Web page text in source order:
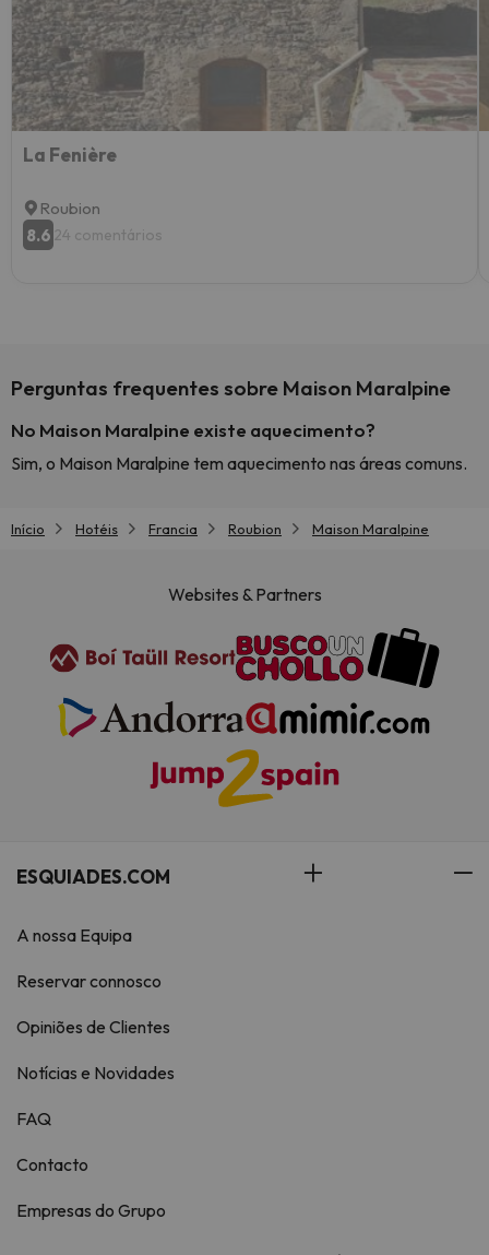
La Fenière
Roubion
8.6 24 comentários
Perguntas frequentes sobre Maison Maralpine
No Maison Maralpine existe aquecimento?
Sim, o Maison Maralpine tem aquecimento nas áreas comuns.
Início Hotéis Francia Roubion Maison Maralpine
Websites & Partners
ESQUIADES.COM
A nossa Equipa
Reservar connosco
Opiniões de Clientes
Notícias e Novidades
FAQ
Contacto
Empresas do Grupo